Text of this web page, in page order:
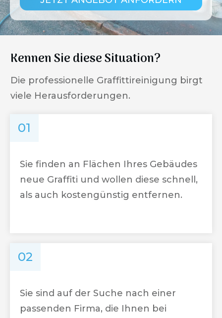
Kennen Sie diese Situation?
Die professionelle Graffittireinigung birgt
viele Herausforderungen.
01
Sie finden an Flächen Ihres Gebäudes
neue Graffiti und wollen diese schnell,
als auch kostengünstig entfernen.
02
Sie sind auf der Suche nach einer
passenden Firma, die Ihnen bei